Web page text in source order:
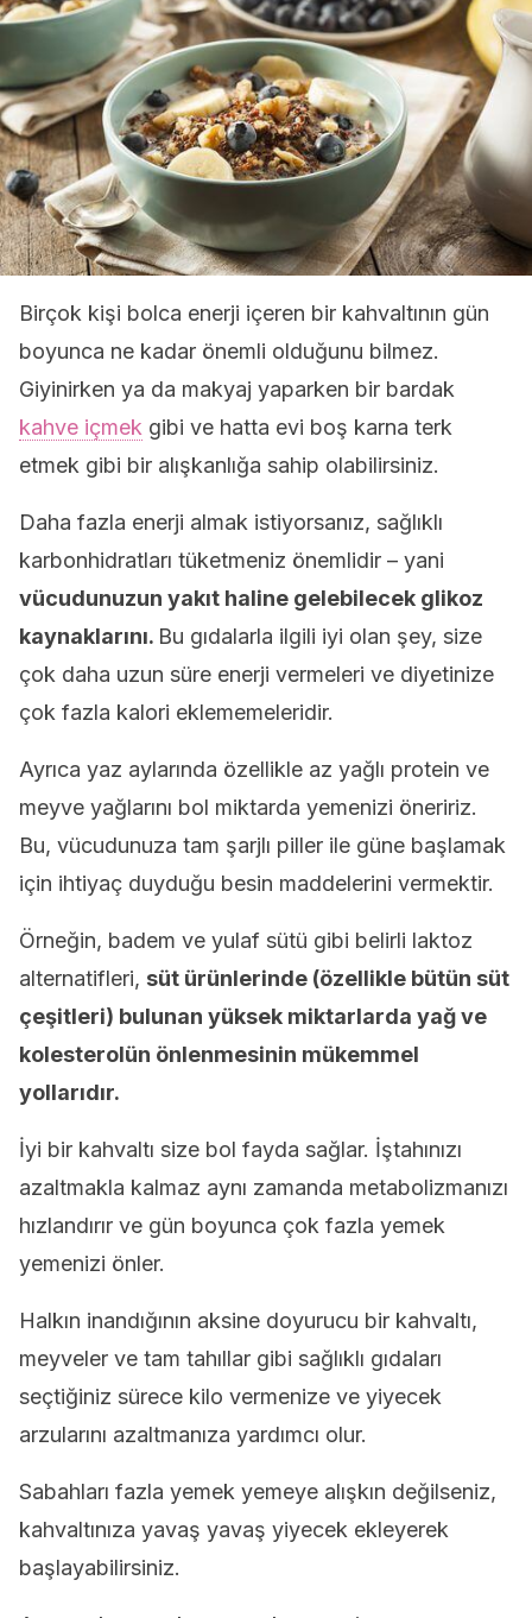
Birçok kişi bolca enerji içeren bir kahvaltının gün
boyunca ne kadar önemli olduğunu bilmez.
Giyinirken ya da makyaj yaparken bir bardak
kahve içmek gibi ve hatta evi boş karna terk
etmek gibi bir alışkanlığa sahip olabilirsiniz.
Daha fazla enerji almak istiyorsanız, sağlıklı
karbonhidratları tüketmeniz önemlidir – yani
vücudunuzun yakıt haline gelebilecek glikoz
kaynaklarını. Bu gıdalarla ilgili iyi olan şey, size
çok daha uzun süre enerji vermeleri ve diyetinize
çok fazla kalori eklememeleridir.
Ayrıca yaz aylarında özellikle az yağlı protein ve
meyve yağlarını bol miktarda yemenizi öneririz.
Bu, vücudunuza tam şarjlı piller ile güne başlamak
için ihtiyaç duyduğu besin maddelerini vermektir.
Örneğin, badem ve yulaf sütü gibi belirli laktoz
alternatifleri, süt ürünlerinde (özellikle bütün süt
çeşitleri) bulunan yüksek miktarlarda yağ ve
kolesterolün önlenmesinin mükemmel
yollarıdır.
İyi bir kahvaltı size bol fayda sağlar. İştahınızı
azaltmakla kalmaz aynı zamanda metabolizmanızı
hızlandırır ve gün boyunca çok fazla yemek
yemenizi önler.
Halkın inandığının aksine doyurucu bir kahvaltı,
meyveler ve tam tahıllar gibi sağlıklı gıdaları
seçtiğiniz sürece kilo vermenize ve yiyecek
arzularını azaltmanıza yardımcı olur.
Sabahları fazla yemek yemeye alışkın değilseniz,
kahvaltınıza yavaş yavaş yiyecek ekleyerek
başlayabilirsiniz.